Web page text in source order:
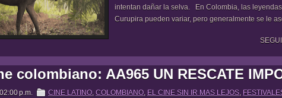
intentan dañar la selva. En Colombia, las leyendas
Curupira pueden variar, pero generalmente se le
colombiano: AA965 UN RESCATE
p.m. CINE LATINO, COLOMBIANO, EL CINE SIN IR MAS LEJOS,